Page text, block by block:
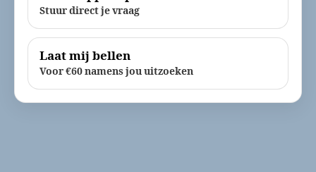
Stuur direct je vraag
Laat mij bellen
Voor €60 namens jou uitzoeken